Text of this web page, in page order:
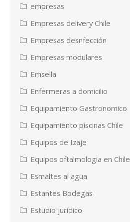
empresas
Empresas delivery Chile
Empresas desnfección
Empresas modulares
Emsella
Enfermeras a domicilio
Equipamiento Gastronomico
Equipamiento piscinas Chile
Equipos de Izaje
Equipos oftalmologia en Chile
Esmaltes al agua
Estantes Bodegas
Estudio jurídico